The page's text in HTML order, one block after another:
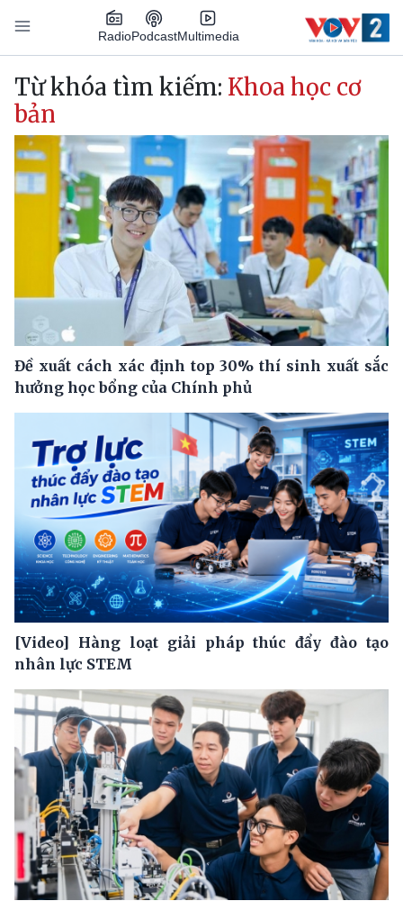
Nhảy đến nội dung
RadioPodcastMultimedia
Main navigation
Từ khóa tìm kiếm: Khoa học cơ
bản
Đề xuất cách xác định top 30% thí sinh xuất sắc
hưởng học bổng của Chính phủ
[Video] Hàng loạt giải pháp thúc đẩy đào tạo
nhân lực STEM